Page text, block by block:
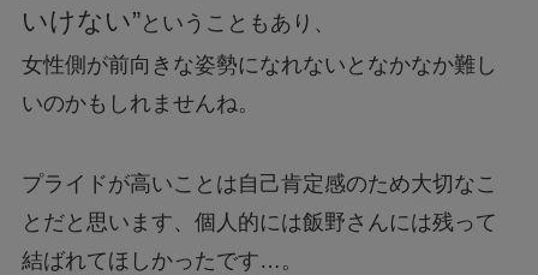
いけない”ということもあり、
女性側が前向きな姿勢になれないとなかなか難し
いのかもしれませんね。
プライドが高いことは自己肯定感のため大切なこ
とだと思います、個人的には飯野さんには残って
結ばれてほしかったです…。